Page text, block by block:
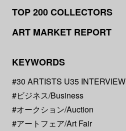
TOP 200 COLLECTORS
ART MARKET REPORT
KEYWORDS
#30 ARTISTS U35 INTERVIEW
#ビジネス/Business
#オークション/Auction
#アートフェア/Art Fair